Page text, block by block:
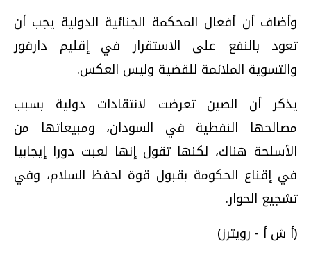
وأضاف أن أفعال المحكمة الجنائية الدولية يجب أن
تعود بالنفع على الاستقرار في إقليم دارفور
والتسوية الملائمة للقضية وليس العكس.
يذكر أن الصين تعرضت لانتقادات دولية بسبب
مصالحها النفطية في السودان، ومبيعاتها من
الأسلحة هناك، لكنها تقول إنها لعبت دورا إيجابيا
في إقناع الحكومة بقبول قوة لحفظ السلام، وفي
تشجيع الحوار.
(أ ش أ - رويترز)